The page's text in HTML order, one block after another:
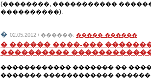
(��������, �����������
����������).
� 02.05.2012 / ������: �����-������
� ������ ����-���
����������
������������ ������� ��
������� ������������